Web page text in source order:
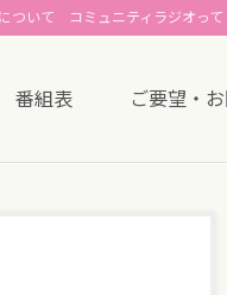
コミュニティラジオって
ついて
番組表 ご要望・